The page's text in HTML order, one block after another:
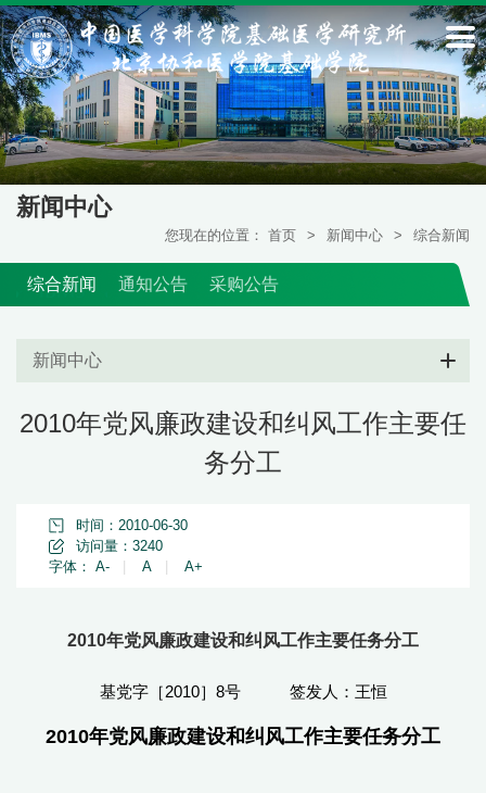
新闻中心
您现在的位置： 首页 > 新闻中心 > 综合新闻
综合新闻 通知公告 采购公告
新闻中心
2010年党风廉政建设和纠风工作主要任
务分工
时间：2010-06-30
访问量： 3240
字体： A- A A+
2010年党风廉政建设和纠风工作主要任务分工
基党字［2010］8号 签发人：王恒
2010年党风廉政建设和纠风工作主要任务分工